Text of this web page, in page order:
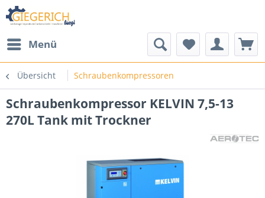
Menü
Übersicht Schraubenkompressoren
Schraubenkompressor KELVIN 7,5-13
270L Tank mit Trockner